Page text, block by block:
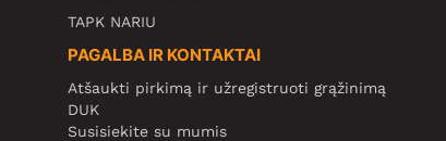
TAPK NARIU
PAGALBA IR KONTAKTAI
Atšaukti pirkimą ir užregistruoti grąžinimą
DUK
Susisiekite su mumis